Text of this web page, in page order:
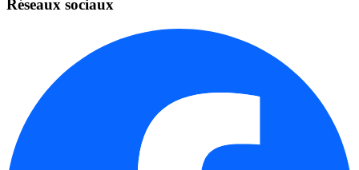
Réseaux sociaux